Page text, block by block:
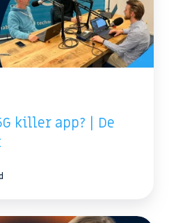
killer app? | De